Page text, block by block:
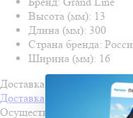
Высота (мм): 13
Длина (мм): 300
Страна бренда:
Ширина (мм): 16
Доставка и оплата
Доставка
Осуществляем доставку